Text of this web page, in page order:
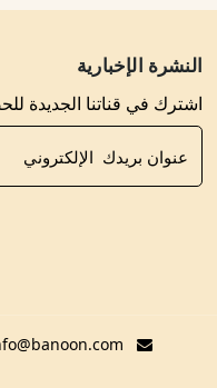
النشرة الإخبارية
اشترك في قناتنا الجديدة